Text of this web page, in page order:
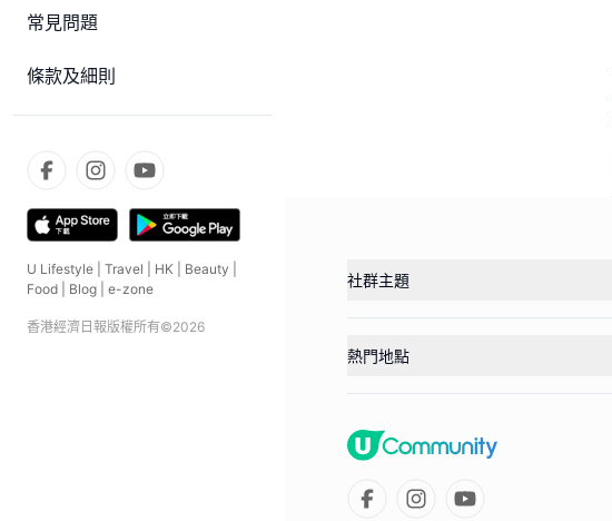
常見問題
條款及細則
U Lifestyle Travel HK Beauty
Food
Blog e-zone
香港經濟日報版權所有©2026
社群主題
熱門地點